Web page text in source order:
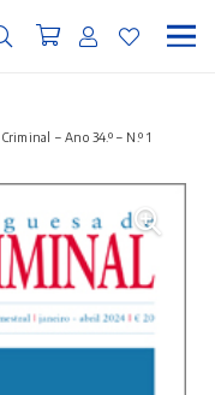
– Ano 34.º – N.º 1